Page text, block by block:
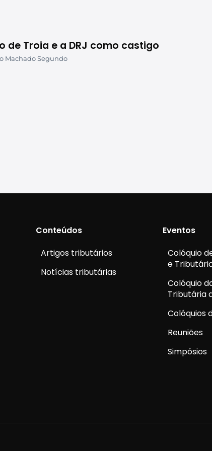
de Troia e a DRJ como castigo
Machado Segundo
Conteúdos
Artigos tributários
Notícias tributárias
Eventos
Colóquio
e
Colóquio
Tributária
Colóquios
Reuniões
Simpósios